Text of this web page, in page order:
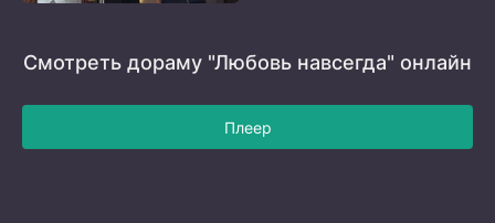
Смотреть дораму "Любовь навсегда" онлайн
Плеер